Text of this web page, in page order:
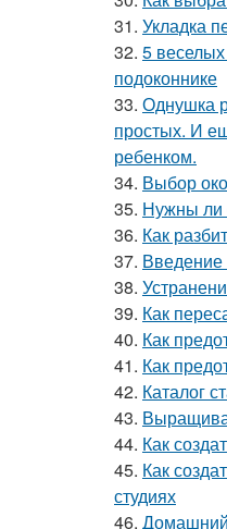
31. Укладка
32. 5
подоконнике
33. Однушка
простых. И
ребенком.
34. Выбор
35. Нужны ли
36. Как
37. Введение
38.
39. Как
40. Как
41. Как
42. Каталог
43.
44. Как
45. Как
студиях
46. Домашний